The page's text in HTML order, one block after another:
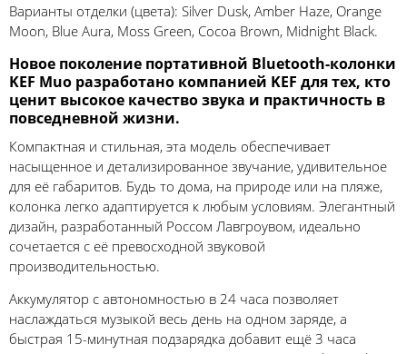
Варианты отделки (цвета): Silver Dusk, Amber Haze, Orange
Moon, Blue Aura, Moss Green, Cocoa Brown, Midnight Black.
Новое поколение портативной Bluetooth-колонки
KEF Muo разработано компанией KEF для тех, кто
ценит высокое качество звука и практичность в
повседневной жизни.
Компактная и стильная, эта модель обеспечивает
насыщенное и детализированное звучание, удивительное
для её габаритов. Будь то дома, на природе или на пляже,
колонка легко адаптируется к любым условиям. Элегантный
дизайн, разработанный Россом Лавгроувом, идеально
сочетается с её превосходной звуковой
производительностью.
Аккумулятор с автономностью в 24 часа позволяет
наслаждаться музыкой весь день на одном заряде, а
быстрая 15-минутная подзарядка добавит ещё 3 часа